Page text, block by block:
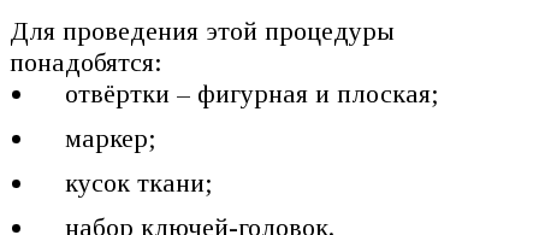
Для проведения этой процедуры
понадобятся:
отвёртки – фигурная и плоская;
маркер;
кусок ткани;
набор ключей-головок.